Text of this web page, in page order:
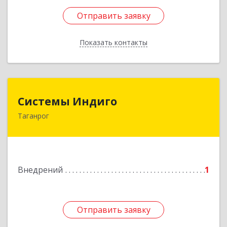
Отправить заявку
Показать контакты
Отправить заявку
Назад
Системы Индиго
Таганрог
Внедрений 1
Отправить заявку
Отправить заявку